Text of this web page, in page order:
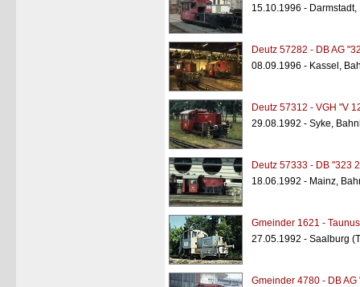
15.10.1996 -
Deutz 57282 - DB AG
08.09.1996 - Kassel,
Deutz 57312 - VGH "V
29.08.1992 - Syke,
Deutz 57333 - DB "323
18.06.1992 - Mainz,
Gmeinder 1621 -
27.05.1992 - Saalburg
Gmeinder 4780 - DB